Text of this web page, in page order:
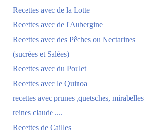
Recettes avec de la Lotte
Recettes avec de l'Aubergine
Recettes avec des Pêches ou Nectarines
(sucrées et Salées)
Recettes avec du Poulet
Recettes avec le Quinoa
recettes avec prunes ,quetsches, mirabelles
reines claude ....
Recettes de Cailles